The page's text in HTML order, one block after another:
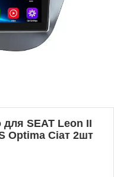
SEAT Leon II
Optima Сіат 2шт